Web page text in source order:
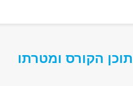
תוכן הקורס ומטרתו